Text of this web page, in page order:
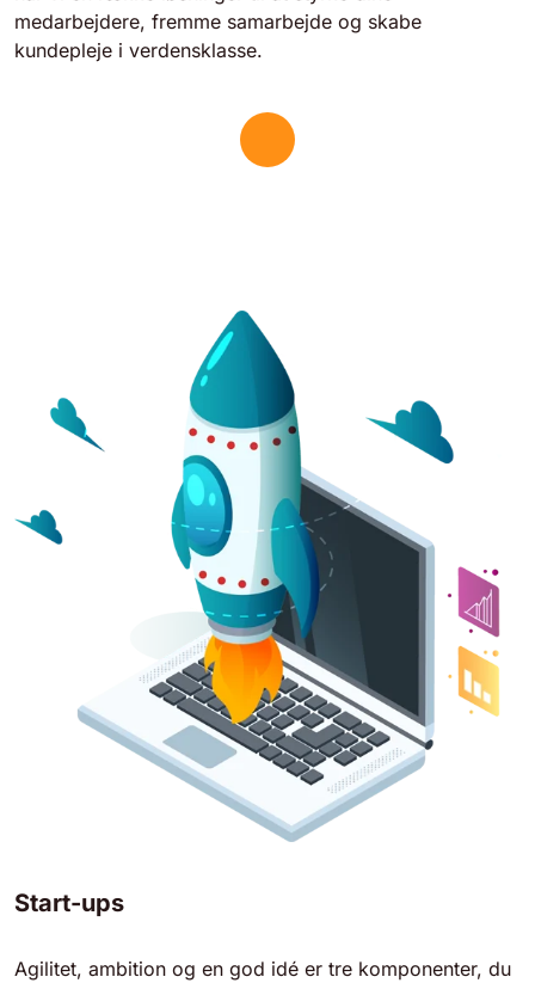
medarbejdere, fremme samarbejde og skabe
kundepleje i verdensklasse.
Start-ups
Agilitet, ambition og en god idé er tre komponenter, du